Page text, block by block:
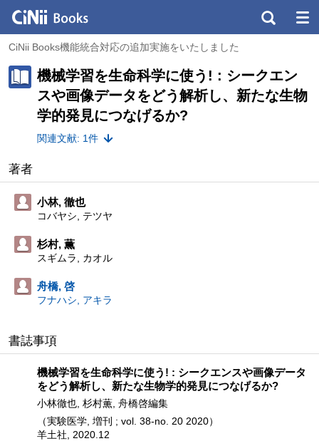
CiNii Books機能統合対応の追加実施をいたしました
機械学習を生命科学に使う! : シークエン
スや画像データをどう解析し、新たな生物
学的発見につなげるか?
関連文献: 1件
著者
小林, 徹也
コバヤシ, テツヤ
杉村, 薫
スギムラ, カオル
舟橋, 啓
フナハシ, アキラ
書誌事項
機械学習を生命科学に使う! : シークエンスや画像データ
をどう解析し、新たな生物学的発見につなげるか?
小林徹也, 杉村薫, 舟橋啓編集
（実験医学, 増刊 ; vol. 38-no. 20 2020）
羊土社, 2020.12